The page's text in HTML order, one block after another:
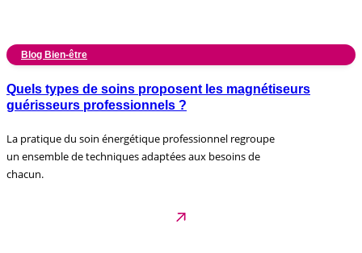
Blog Bien-être
Quels types de soins proposent les magnétiseurs
guérisseurs professionnels ?
La pratique du soin énergétique professionnel regroupe
un ensemble de techniques adaptées aux besoins de
chacun.